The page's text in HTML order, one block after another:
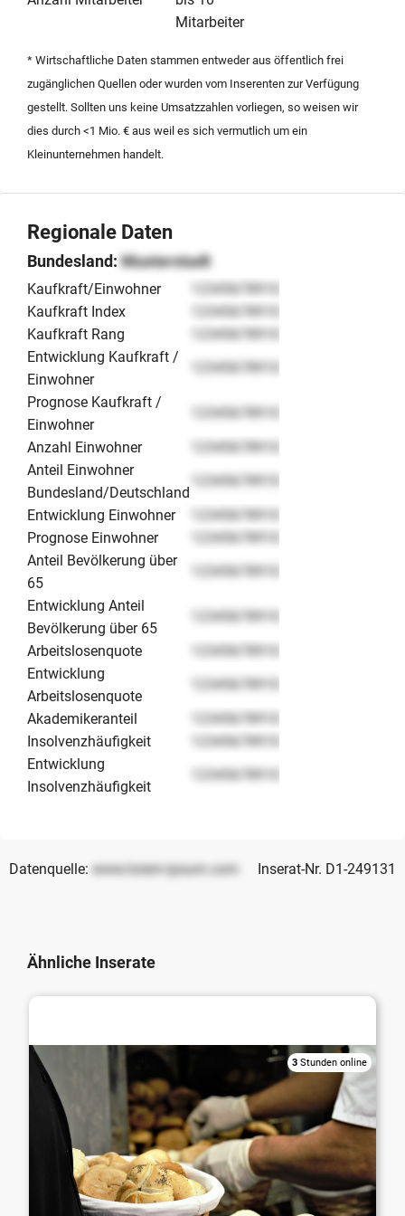
Württemberg übernehmen möchten.
Mitarbeiter
* Wirtschaftliche Daten stammen entweder aus öffentlich frei
zugänglichen Quellen oder wurden vom Inserenten zur Verfügung
gestellt. Sollten uns keine Umsatzzahlen vorliegen, so weisen wir
dies durch <1 Mio. € aus weil es sich vermutlich um ein
Kleinunternehmen handelt.
Regionale Daten
Bundesland:Musterstadt
Kaufkraft/Einwohner
12345678910
Kaufkraft Index
12345678910
Kaufkraft Rang
12345678910
Entwicklung Kaufkraft /
Einwohner
12345678910
Prognose Kaufkraft /
Einwohner
12345678910
Anzahl Einwohner
12345678910
Anteil Einwohner
Bundesland/Deutschland
12345678910
Entwicklung Einwohner
12345678910
Prognose Einwohner
12345678910
Anteil Bevölkerung über
65
12345678910
Entwicklung Anteil
Bevölkerung über 65
12345678910
Arbeitslosenquote
12345678910
Entwicklung
Arbeitslosenquote
12345678910
Akademikeranteil
12345678910
Insolvenzhäufigkeit
12345678910
Entwicklung
Insolvenzhäufigkeit
12345678910
Datenquelle: www.lorem-ipsum.com Inserat-Nr. D1-249131
Ähnliche Inserate
3 Stunden online